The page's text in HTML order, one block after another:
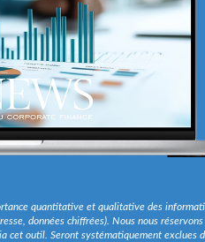
quantitative et qualitative des
données chiffrées). Nous nous
cet outil. Seront systématiquement exclues